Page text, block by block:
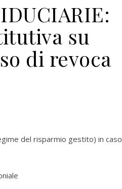
su
di revoca
del risparmio gestito) in caso